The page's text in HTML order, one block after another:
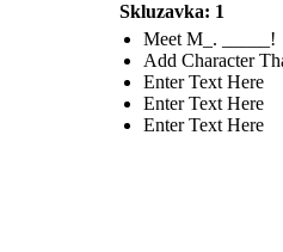
Skluzavka: 1
Meet M_. _____!
Add Character
Enter Text Here
Enter Text Here
Enter Text Here